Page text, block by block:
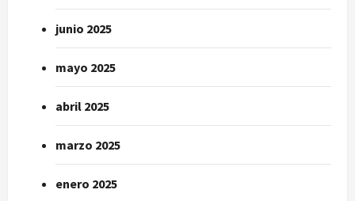
junio 2025
mayo 2025
abril 2025
marzo 2025
enero 2025